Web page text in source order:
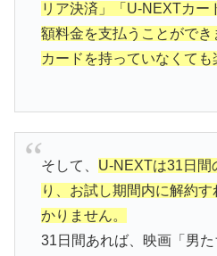
リア決済」「U-NEXTカー
額料金を支払うことができ
カードを持っていなくても
そして、 U-NEXTは31日間
り、お試し期間内に解約
かりません。
31日間あれば、映画「男